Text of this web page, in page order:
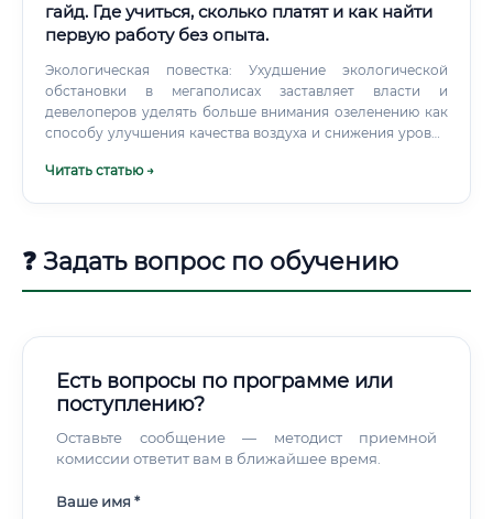
гайд. Где учиться, сколько платят и как найти
первую работу без опыта.
Экологическая повестка: Ухудшение экологической
обстановки в мегаполисах заставляет власти и
девелоперов уделять больше внимания озеленению как
способу улучшения качества воздуха и снижения уровня
заложенные в советское время, требуют
Читать статью →
❓ Задать вопрос по обучению
Есть вопросы по программе или
поступлению?
Оставьте сообщение — методист приемной
комиссии ответит вам в ближайшее время.
Ваше имя *